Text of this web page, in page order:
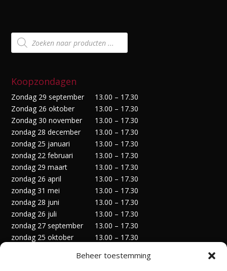
Beheer toestemming
Producten
zoeken
Koopzondagen
Zondag 29 september
13.00 – 17.30
Zondag 26 oktober
13.00 – 17.30
Zondag 30 november
13.00 – 17.30
zondag 28 december
13.00 – 17.30
zondag 25 januari
13.00 – 17.30
zondag 22 februari
13.00 – 17.30
zondag 29 maart
13.00 – 17.30
zondag 26 april
13.00 – 17.30
zondag 31 mei
13.00 – 17.30
zondag 28 juni
13.00 – 17.30
zondag 26 juli
13.00 – 17.30
zondag 27 september
13.00 – 17.30
zondag 25 oktober
13.00 – 17.30
zondag 27 december
13.00 – 17.30